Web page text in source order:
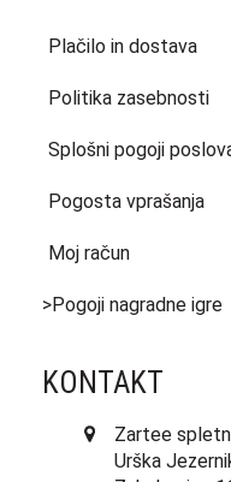
Plačilo in dostava
Politika zasebnosti
Splošni pogoji
Pogosta vprašanja
Moj račun
>Pogoji nagradne igre
KONTAKT
Zartee
Urška